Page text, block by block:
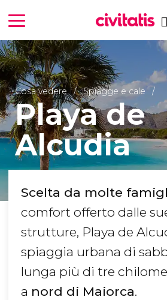
Cosa vedere Spiagge e cale
Playa de
Alcudia
Scelta da molte
comfort offerto dalle
strutture, Playa de
spiaggia urbana di
lunga più di tre
a nord di Maiorca.